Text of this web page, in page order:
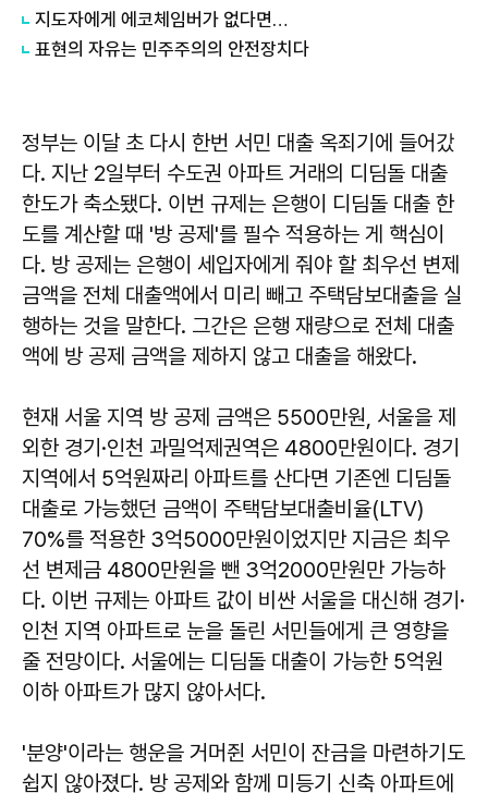
지도자에게 에코체임버가 없다면…
표현의 자유는 민주주의의 안전장치다
정부는 이달 초 다시 한번 서민 대출 옥죄기에 들어갔
다. 지난 2일부터 수도권 아파트 거래의 디딤돌 대출
한도가 축소됐다. 이번 규제는 은행이 디딤돌 대출 한
도를 계산할 때 '방 공제'를 필수 적용하는 게 핵심이
다. 방 공제는 은행이 세입자에게 줘야 할 최우선 변제
금액을 전체 대출액에서 미리 빼고 주택담보대출을 실
행하는 것을 말한다. 그간은 은행 재량으로 전체 대출
액에 방 공제 금액을 제하지 않고 대출을 해왔다.
현재 서울 지역 방 공제 금액은 5500만원, 서울을 제
외한 경기·인천 과밀억제권역은 4800만원이다. 경기
지역에서 5억원짜리 아파트를 산다면 기존엔 디딤돌
대출로 가능했던 금액이 주택담보대출비율(LTV)
70%를 적용한 3억5000만원이었지만 지금은 최우
선 변제금 4800만원을 뺀 3억2000만원만 가능하
다. 이번 규제는 아파트 값이 비싼 서울을 대신해 경기·
인천 지역 아파트로 눈을 돌린 서민들에게 큰 영향을
줄 전망이다. 서울에는 디딤돌 대출이 가능한 5억원
이하 아파트가 많지 않아서다.
'분양'이라는 행운을 거머쥔 서민이 잔금을 마련하기도
쉽지 않아졌다. 방 공제와 함께 미등기 신축 아파트에